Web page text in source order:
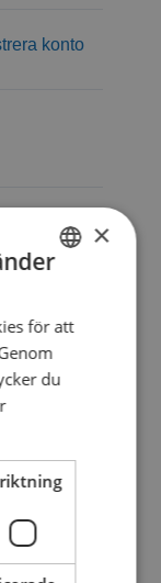
konto
oktober 2021
DANISH
×
för att
du